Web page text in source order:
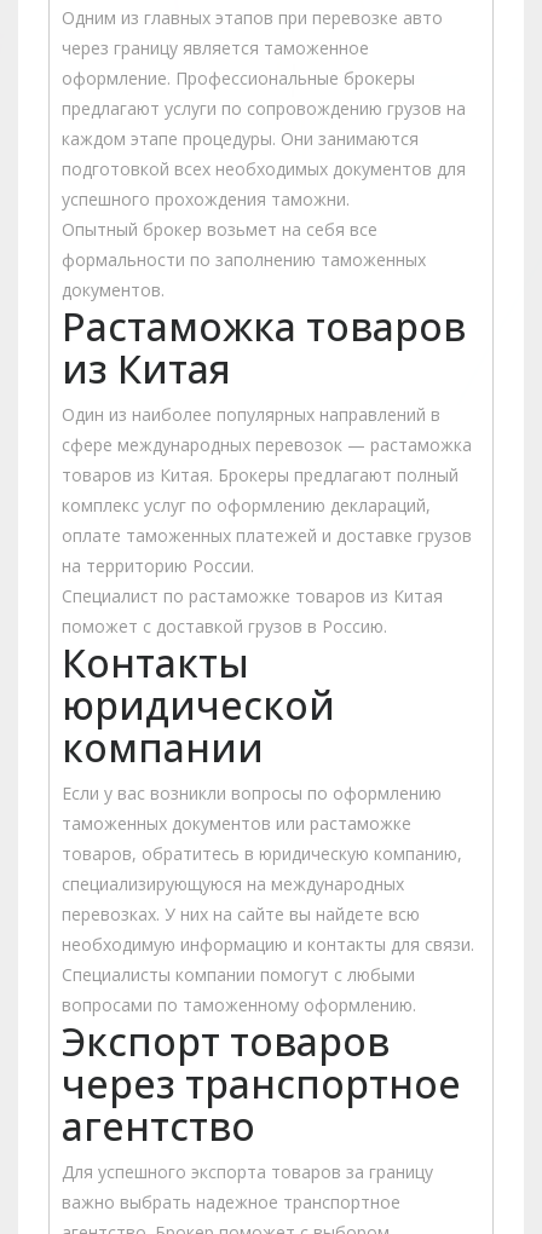
Одним из главных этапов при перевозке авто
через границу является таможенное
оформление. Профессиональные брокеры
предлагают услуги по сопровождению грузов на
каждом этапе процедуры. Они занимаются
подготовкой всех необходимых документов для
успешного прохождения таможни.
Опытный брокер возьмет на себя все
формальности по заполнению таможенных
документов.
Растаможка товаров
из Китая
Один из наиболее популярных направлений в
сфере международных перевозок — растаможка
товаров из Китая. Брокеры предлагают полный
комплекс услуг по оформлению деклараций,
оплате таможенных платежей и доставке грузов
на территорию России.
Специалист по растаможке товаров из Китая
поможет с доставкой грузов в Россию.
Контакты
юридической
компании
Если у вас возникли вопросы по оформлению
таможенных документов или растаможке
товаров, обратитесь в юридическую компанию,
специализирующуюся на международных
перевозках. У них на сайте вы найдете всю
необходимую информацию и контакты для связи.
Специалисты компании помогут с любыми
вопросами по таможенному оформлению.
Экспорт товаров
через транспортное
агентство
Для успешного экспорта товаров за границу
важно выбрать надежное транспортное